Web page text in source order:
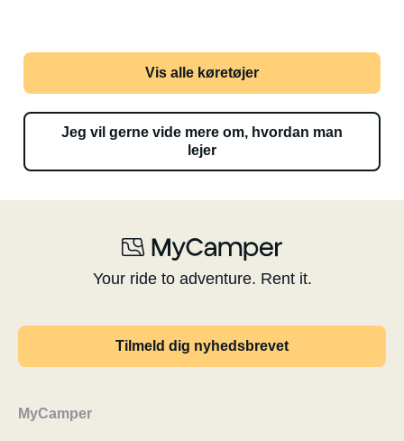
Vis alle køretøjer
Jeg vil gerne vide mere om, hvordan man
lejer
Your ride to adventure. Rent it.
Tilmeld dig nyhedsbrevet
MyCamper